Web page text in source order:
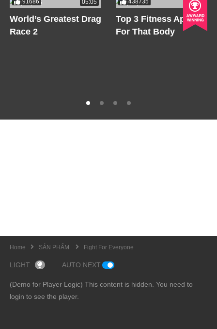
91686 05:05
World’s Greatest Drag
Race 2
438735 05:05
Top 3 Fitness Apps
For That Body
Home SẢN PHẨM Fight For Everyone
LIGHT AUTO NEXT
(Demo for Player Logic) This content is hidden. You need to
login to see the player.